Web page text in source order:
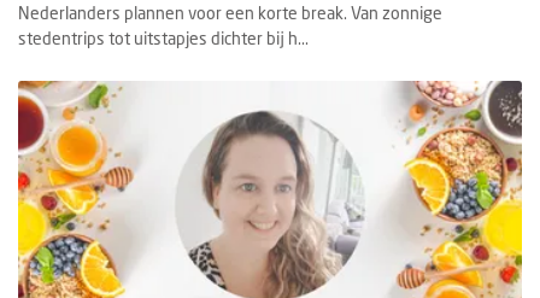
Nederlanders plannen voor een korte break. Van zonnige
stedentrips tot uitstapjes dichter bij h...